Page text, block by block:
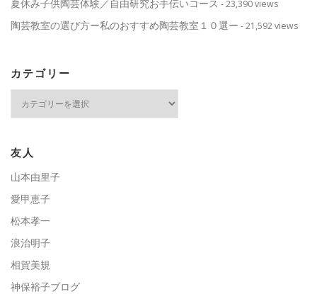
夏休み子供陶芸体験／自由研究お手伝いコース - 23,390 views
陶芸教室の選び方ー私のおすすめ陶芸教室１０選ー - 21,592 views
カテゴリー
ー
友人
山本由里子
愛甲恵子
松本孝一
浪治明子
相賀美規
神保裕子ブログ